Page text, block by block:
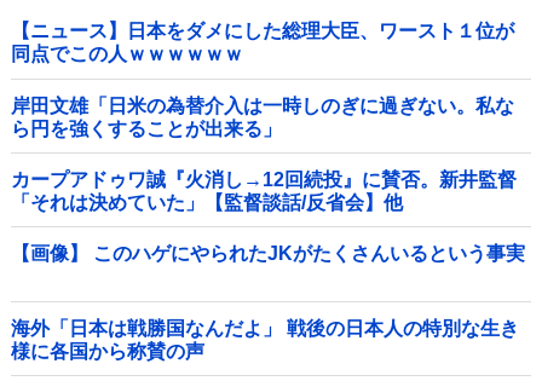
【ニュース】日本をダメにした総理大臣、ワースト１位が
同点でこの人ｗｗｗｗｗｗ
岸田文雄「日米の為替介入は一時しのぎに過ぎない。私な
ら円を強くすることが出来る」
カープアドゥワ誠『火消し→12回続投』に賛否。新井監督
「それは決めていた」【監督談話/反省会】他
【画像】 このハゲにやられたJKがたくさんいるという事実
海外「日本は戦勝国なんだよ」 戦後の日本人の特別な生き
様に各国から称賛の声